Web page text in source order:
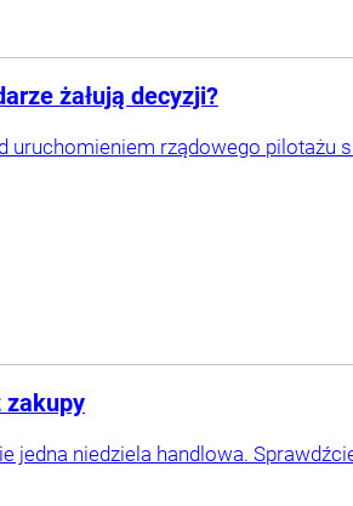
żałują decyzji?
uruchomieniem rządowego
zakupy
jedna niedziela handlowa.